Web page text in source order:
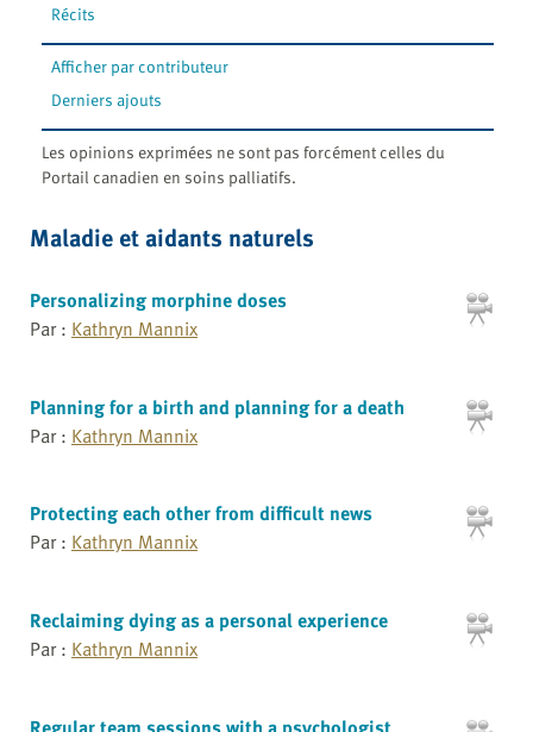
Récits
Afficher par contributeur
Derniers ajouts
Les opinions exprimées ne sont pas forcément celles du
Portail canadien en soins palliatifs.
Maladie et aidants naturels
Personalizing morphine doses
Par : Kathryn Mannix
Planning for a birth and planning for a death
Par : Kathryn Mannix
Protecting each other from difficult news
Par : Kathryn Mannix
Reclaiming dying as a personal experience
Par : Kathryn Mannix